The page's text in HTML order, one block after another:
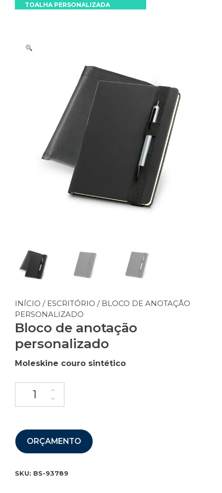
INÍCIO / ESCRITÓRIO / BLOCO DE ANOTAÇÃO
PERSONALIZADO
Bloco de anotação
personalizado
Moleskine couro sintético
ORÇAMENTO
SKU: BS-93789
TOALHA PERSONALIZADA